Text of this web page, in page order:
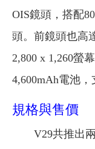
OIS鏡頭，搭配
頭。前鏡頭也高
2,800 x 1,260螢
4,600mAh電池，
規格與售價
V29共推出